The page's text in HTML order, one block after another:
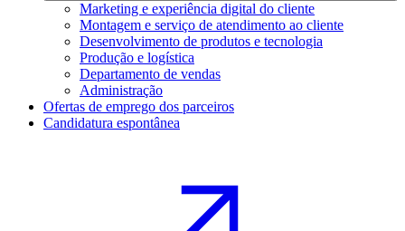
Marketing e experiência digital do cliente
Montagem e serviço de atendimento ao cliente
Desenvolvimento de produtos e tecnologia
Produção e logística
Departamento de vendas
Administração
Ofertas de emprego dos parceiros
Candidatura espontânea